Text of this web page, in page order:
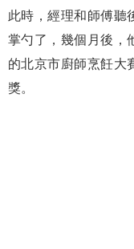
此時，經理和師傅聽
掌勺了，幾個月後，
的北京市廚師烹飪大
獎。